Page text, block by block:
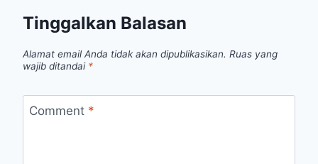
Tinggalkan Balasan
Alamat email Anda tidak akan dipublikasikan. Ruas yang
wajib ditandai *
Comment *